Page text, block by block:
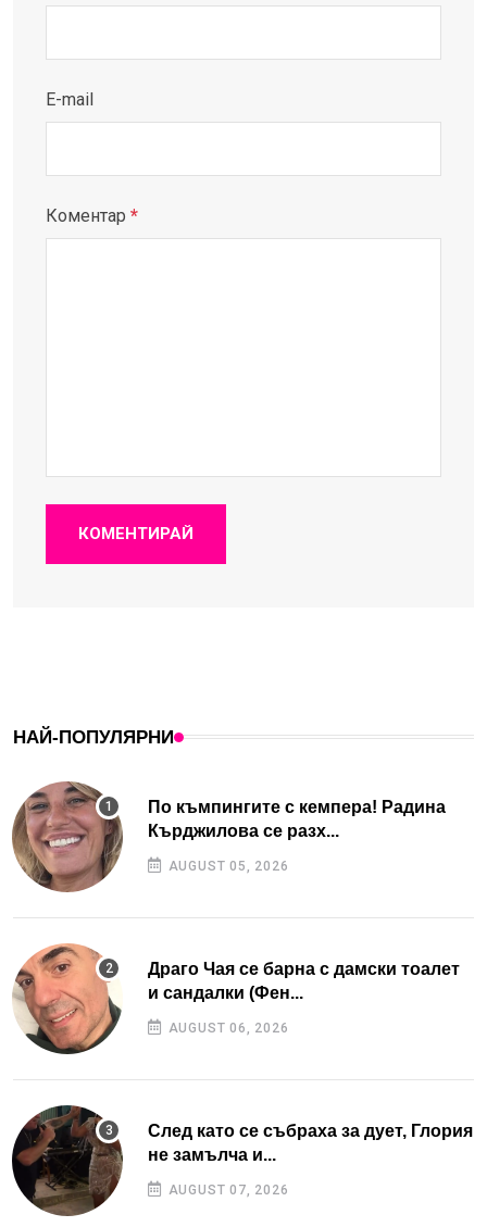
E-mail
Коментар *
КОМЕНТИРАЙ
НАЙ-ПОПУЛЯРНИ
По къмпингите с кемпера! Радина
Кърджилова се разх...
AUGUST 05, 2026
Драго Чая се барна с дамски тоалет
и сандалки (Фен...
AUGUST 06, 2026
След като се събраха за дует, Глория
не замълча и...
AUGUST 07, 2026